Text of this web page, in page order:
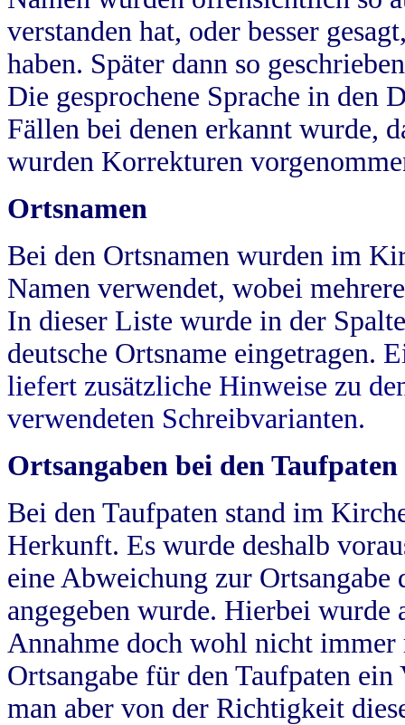
verstanden hat, oder besser
haben. Später dann so
Die gesprochene Sprache in
Fällen bei denen erkannt wurde,
wurden Korrekturen
Ortsnamen
Bei den Ortsnamen wurden im
Namen verwendet, wobei
In dieser Liste wurde in der
deutsche Ortsname eingetragen.
liefert zusätzliche Hinweise zu
verwendeten Schreibvarianten.
Ortsangaben bei den Taufpaten
Bei den Taufpaten stand im
Herkunft. Es wurde deshalb
eine Abweichung zur
angegeben wurde. Hierbei wurde
Annahme doch wohl nicht
Ortsangabe für den Taufpaten
man aber von der Richtigkeit